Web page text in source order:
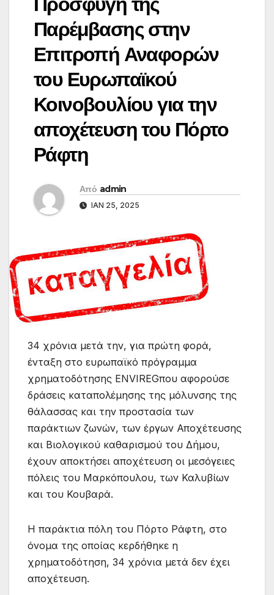
Παρέμβασης στην
Επιτροπή Αναφορών
του Ευρωπαϊκού
Κοινοβουλίου για την
αποχέτευση του Πόρτο
Ράφτη
Από admin
ΙΑΝ 25, 2025
34 χρόνια μετά την, για πρώτη φορά,
ένταξη στο ευρωπαϊκό πρόγραμμα
χρηματοδότησης ENVIREGπου αφορούσε
δράσεις καταπολέμησης της μόλυνσης της
θάλασσας και την προστασία των
παράκτιων ζωνών, των έργων Αποχέτευσης
και Βιολογικού καθαρισμού του Δήμου,
έχουν αποκτήσει αποχέτευση οι μεσόγειες
πόλεις του Μαρκόπουλου, των Καλυβίων
και του Κουβαρά.
Η παράκτια πόλη του Πόρτο Ράφτη, στο
όνομα της οποίας κερδήθηκε η
χρηματοδότηση, 34 χρόνια μετά δεν έχει
αποχέτευση.